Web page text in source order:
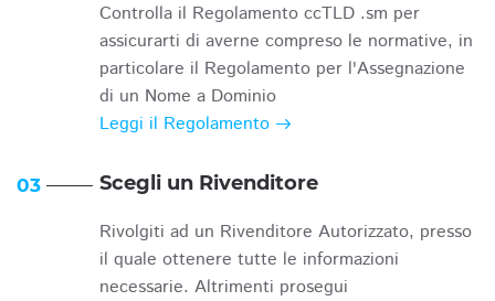
Controlla il Regolamento ccTLD .sm per
assicurarti di averne compreso le normative, in
particolare il Regolamento per l'Assegnazione
di un Nome a Dominio
Leggi il Regolamento
03 Scegli un Rivenditore
Rivolgiti ad un Rivenditore Autorizzato, presso
il quale ottenere tutte le informazioni
necessarie. Altrimenti prosegui